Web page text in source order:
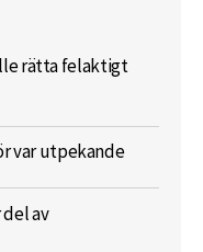
rätta felaktigt
var utpekande
av